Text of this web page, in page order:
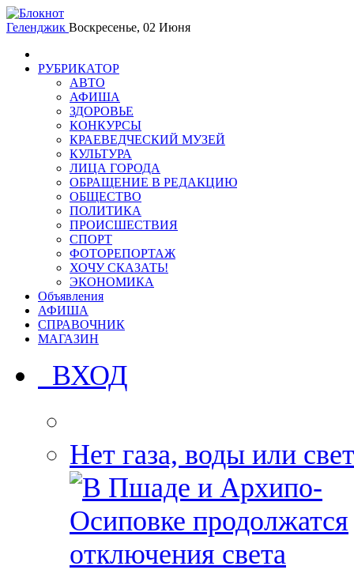
Геленджик Воскресенье, 02 Июня
РУБРИКАТОР
АВТО
АФИША
ЗДОРОВЬЕ
КОНКУРСЫ
КРАЕВЕДЧЕСКИЙ МУЗЕЙ
КУЛЬТУРА
ЛИЦА ГОРОДА
ОБРАЩЕНИЕ В РЕДАКЦИЮ
ОБЩЕСТВО
ПОЛИТИКА
ПРОИСШЕСТВИЯ
СПОРТ
ФОТОРЕПОРТАЖ
ХОЧУ СКАЗАТЬ!
ЭКОНОМИКА
Объявления
АФИША
СПРАВОЧНИК
МАГАЗИН
ВХОД
Нет газа, воды или